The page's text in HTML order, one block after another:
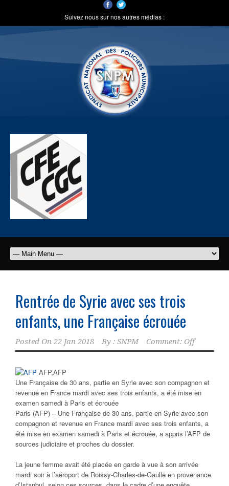
Suivez nous sur nos autres médias :
Rentrée de Syrie avec ses trois
enfants, une Française écrouée
Posted On 22 Jan 2018 By : SNPM Comment: Off
AFP,AFP
Une Française de 30 ans, partie en Syrie avec son compagnon et
revenue en France mardi avec ses trois enfants, a été mise en
examen samedi à Paris et écrouée
Paris (AFP) – Une Française de 30 ans, partie en Syrie avec son
compagnon et revenue en France mardi avec ses trois enfants, a
été mise en examen samedi à Paris et écrouée, a appris l’AFP de
sources judiciaire et proches du dossier.
La jeune femme avait été placée en garde à vue à son arrivée
mardi soir à l’aéroport de Roissy-Charles-de-Gaulle en provenance